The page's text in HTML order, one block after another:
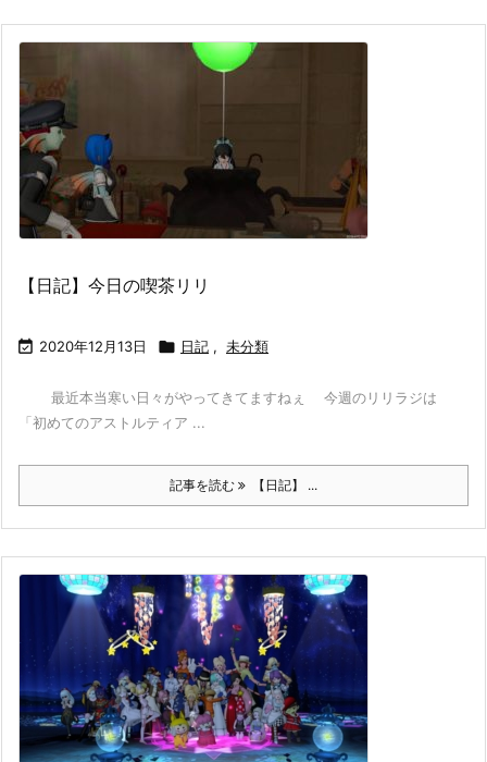
【日記】今日の喫茶リリ
 2020年12月13日  日記 , 未分類
最近本当寒い日々がやってきてますねぇ 今週のリリラジは
「初めてのアストルティア ...
記事を読む 【日記】 ...